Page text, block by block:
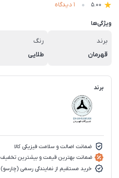
5.00 1 دیدگاه
ویژگی‌ها
برند
قهرمان
رنگ
طلایی
برند
ضمانت اصالت و سلامت فیزیکی کالا
ضمانت بهترین قیمت و بیشترین تخفیف
خرید مستقیم از نمایندگی رسمی (چارسو)